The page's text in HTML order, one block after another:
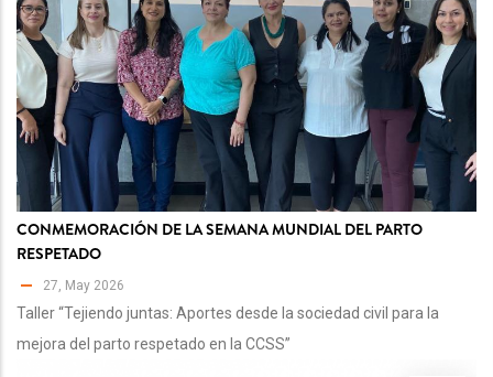
CONMEMORACIÓN DE LA SEMANA MUNDIAL DEL PARTO
RESPETADO
27, May 2026
Taller “Tejiendo juntas: Aportes desde la sociedad civil para la
mejora del parto respetado en la CCSS”